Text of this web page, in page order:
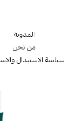
المدونة
من نحن
سياسة الاستبدال